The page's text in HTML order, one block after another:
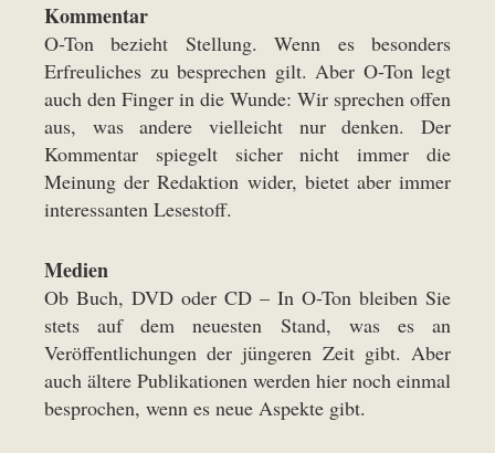
Kommentar
O-Ton bezieht Stellung. Wenn es besonders
Erfreuliches zu besprechen gilt. Aber O-Ton legt
auch den Finger in die Wunde: Wir sprechen offen
aus, was andere vielleicht nur denken. Der
Kommentar spiegelt sicher nicht immer die
Meinung der Redaktion wider, bietet aber immer
interessanten Lesestoff.
Medien
Ob Buch, DVD oder CD – In O-Ton bleiben Sie
stets auf dem neuesten Stand, was es an
Veröffentlichungen der jüngeren Zeit gibt. Aber
auch ältere Publikationen werden hier noch einmal
besprochen, wenn es neue Aspekte gibt.